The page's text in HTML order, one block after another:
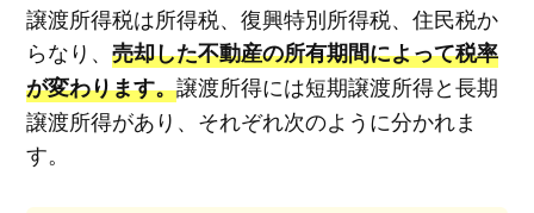
譲渡所得税は所得税、復興特別所得税、住民税か
らなり、 売却した不動産の所有期間によって税率
が変わります。譲渡所得には短期譲渡所得と長期
譲渡所得があり、それぞれ次のように分かれま
す。